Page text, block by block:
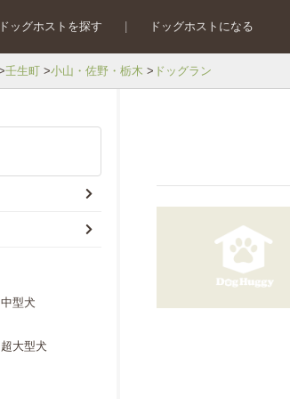
ドッグホストを探す ドッグホストになる
壬生町 小山・佐野・栃木 ドッグラン
中型犬
超大型犬